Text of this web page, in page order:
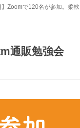
】Zoomで120名が参加。柔
通販勉強会